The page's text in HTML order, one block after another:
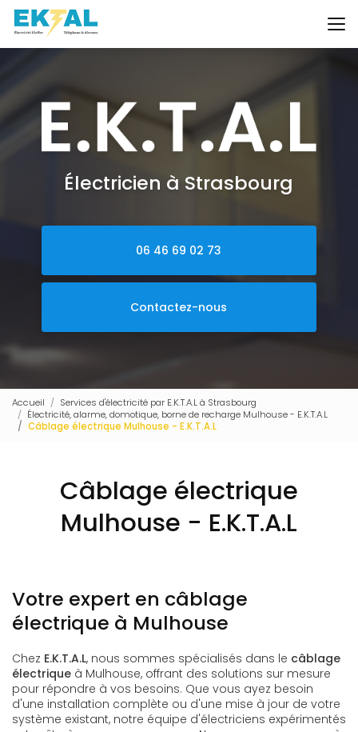
Aller
au
contenu
principal
Électricien à Strasbourg
06 46 69 02 73
Contactez-nous
Accueil
Services d'électricité par E.K.T.A.L à Strasbourg
Électricité, alarme, domotique, borne de recharge Mulhouse - E.K.T.A.L
Câblage électrique Mulhouse - E.K.T.A.L
Câblage électrique
Mulhouse - E.K.T.A.L
Votre expert en câblage
électrique à Mulhouse
Chez E.K.T.A.L, nous sommes spécialisés dans le câblage
électrique à Mulhouse, offrant des solutions sur mesure
pour répondre à vos besoins. Que vous ayez besoin
d'une installation complète ou d'une mise à jour de votre
système existant, notre équipe d'électriciens expérimentés